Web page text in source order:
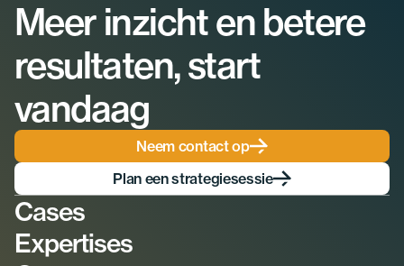
Meer inzicht en betere
resultaten, start
vandaag
Neem contact op
Plan een strategiesessie
Cases
Expertises